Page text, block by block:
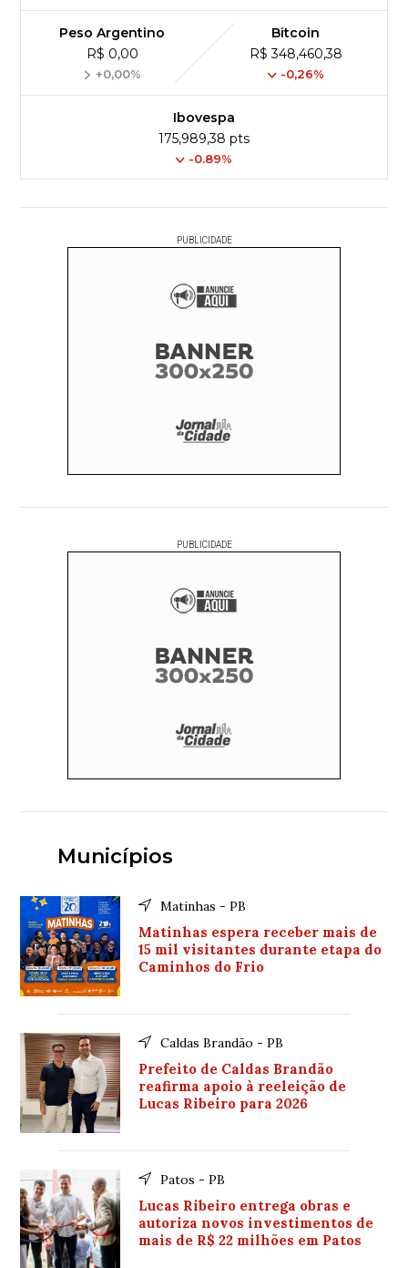
Peso Argentino
R$ 0,00
+0,00%
Bitcoin
R$ 348,460,38
-0,26%
Ibovespa
175,989,38 pts
-0.89%
PUBLICIDADE
PUBLICIDADE
Municípios
Matinhas - PB
Matinhas espera receber mais de
15 mil visitantes durante etapa do
Caminhos do Frio
Caldas Brandão - PB
Prefeito de Caldas Brandão
reafirma apoio à reeleição de
Lucas Ribeiro para 2026
Patos - PB
Lucas Ribeiro entrega obras e
autoriza novos investimentos de
mais de R$ 22 milhões em Patos